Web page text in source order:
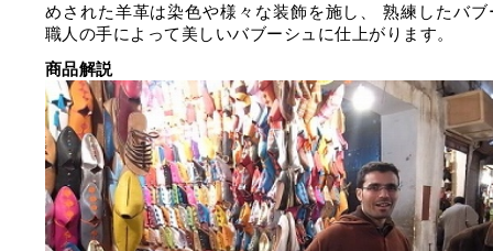
めされた羊革は染色や様々な装飾を施し、 熟練したバブ
職人の手によって美しいバブーシュに仕上がります。
商品解説